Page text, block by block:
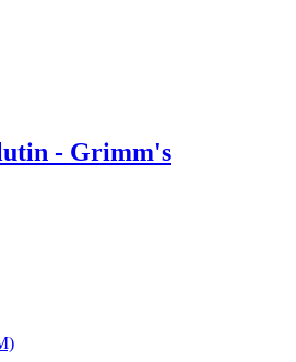
- Grimm's